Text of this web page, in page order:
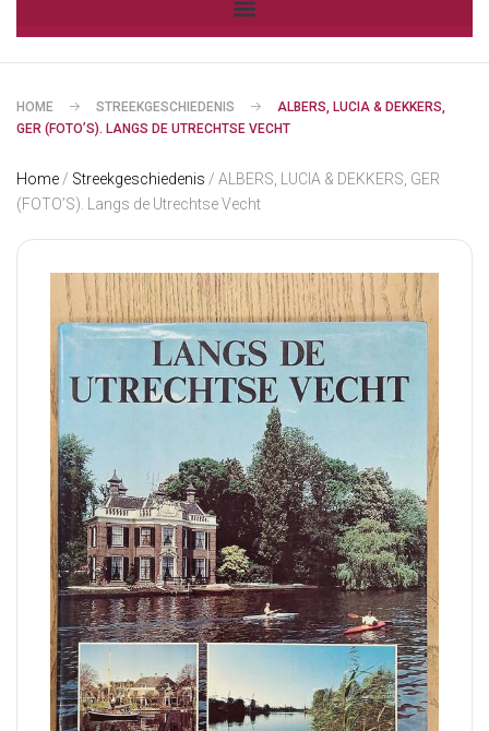
HOME STREEKGESCHIEDENIS
ALBERS, LUCIA & DEKKERS,
GER (FOTO’S). LANGS DE UTRECHTSE VECHT
Home / Streekgeschiedenis / ALBERS, LUCIA & DEKKERS, GER
(FOTO’S). Langs de Utrechtse Vecht